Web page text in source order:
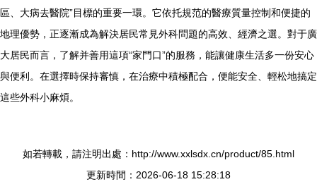
區、大病去醫院”目標的重要一環。它依托規范的醫療質量控制和便捷的
地理優勢，正逐漸成為解決居民常見外科問題的高效、經濟之選。對于廣
大居民而言，了解并善用這項“家門口”的服務，能讓健康生活多一份安心
與便利。在選擇時保持審慎，在治療中積極配合，便能安全、輕松地搞定
這些外科小麻煩。
如若轉載，請注明出處：http://www.xxlsdx.cn/product/85.html
更新時間：2026-06-18 15:28:18